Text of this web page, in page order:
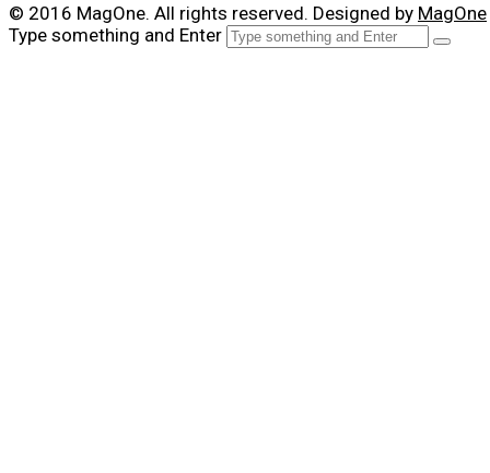
© 2016 MagOne. All rights reserved. Designed by MagOne
Type something and Enter